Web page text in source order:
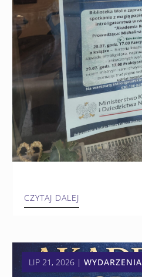
CZYTAJ DALEJ
LIP 21, 2026 |WYDARZENIA